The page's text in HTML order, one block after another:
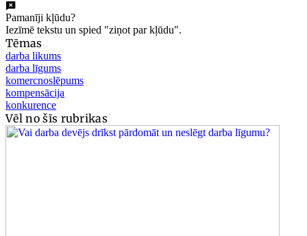
Pamanīji kļūdu?
Iezīmē tekstu un spied "ziņot par kļūdu".
Tēmas
darba likums
darba līgums
komercnoslēpums
kompensācija
konkurence
Vēl no šīs rubrikas